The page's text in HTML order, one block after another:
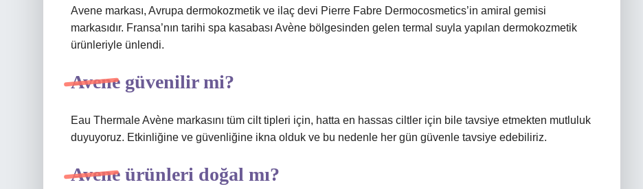
Avene markası, Avrupa dermokozmetik ve ilaç devi Pierre Fabre Dermocosmetics’in amiral gemisi
markasıdır. Fransa’nın tarihi spa kasabası Avène bölgesinden gelen termal suyla yapılan dermokozmetik
ürünleriyle ünlendi.
Avene güvenilir mi?
Eau Thermale Avène markasını tüm cilt tipleri için, hatta en hassas ciltler için bile tavsiye etmekten mutluluk
duyuyoruz. Etkinliğine ve güvenliğine ikna olduk ve bu nedenle her gün güvenle tavsiye edebiliriz.
Avene ürünleri doğal mı?